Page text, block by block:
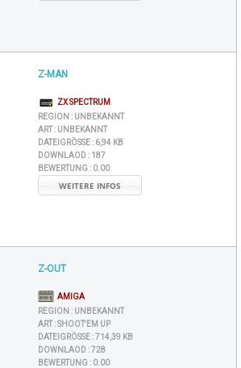
Z-MAN
ZX SPECTRUM
REGION : UNBEKANNT
ART : UNBEKANNT
DATEIGRÖSSE : 6,94 KB
DOWNLAOD : 187
BEWERTUNG : 0.00
WEITERE INFOS
Z-OUT
AMIGA
REGION : UNBEKANNT
ART :SHOOT'EM UP
DATEIGRÖSSE : 714,39 KB
DOWNLAOD :728
BEWERTUNG : 0.00